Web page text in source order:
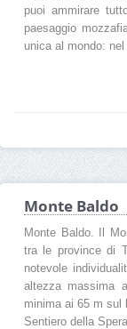
puoi ammirare
paesaggio
unica al mondo:
Monte Baldo
Monte Baldo. Il
tra le province di
notevole
altezza massima
minima ai 65 m sul
Sentiero della